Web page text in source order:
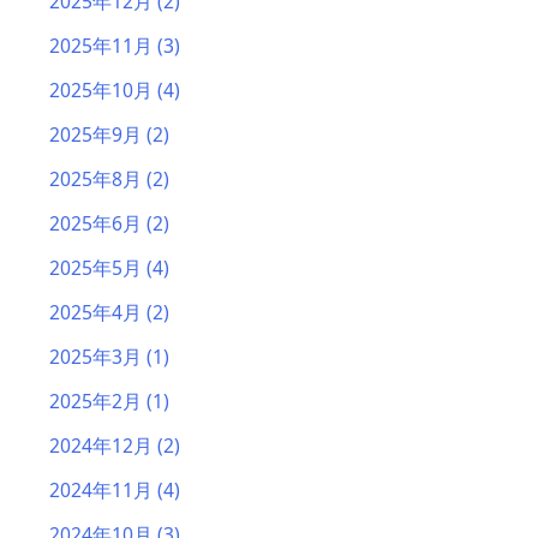
2025年11月 (3)
2025年10月 (4)
2025年9月 (2)
2025年8月 (2)
2025年6月 (2)
2025年5月 (4)
2025年4月 (2)
2025年3月 (1)
2025年2月 (1)
2024年12月 (2)
2024年11月 (4)